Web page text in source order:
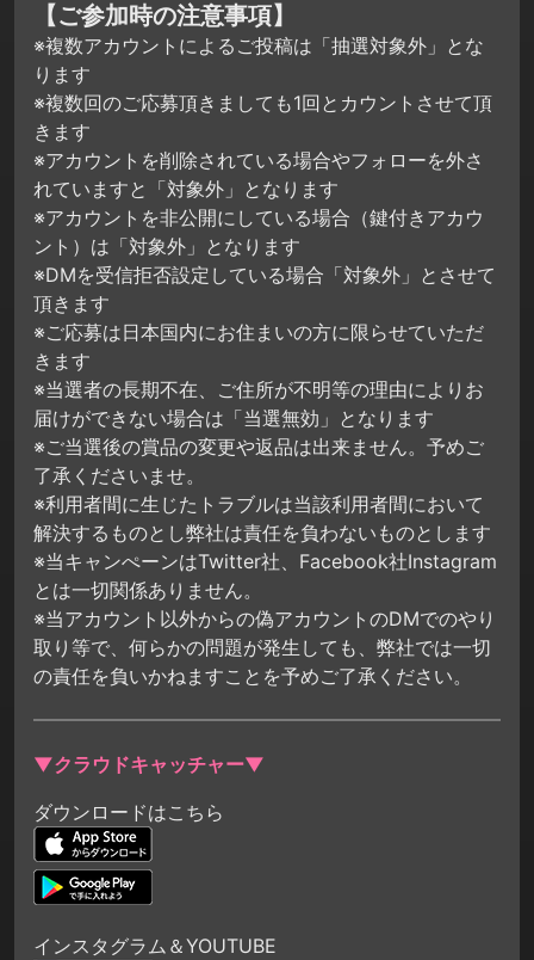
【ご参加時の注意事項】
※複数アカウントによるご投稿は「抽選対象外」とな
ります
※複数回のご応募頂きましても1回とカウントさせて頂
きます
※アカウントを削除されている場合やフォローを外さ
れていますと「対象外」となります
※アカウントを非公開にしている場合（鍵付きアカウ
ント）は「対象外」となります
※DMを受信拒否設定している場合「対象外」とさせて
頂きます
※ご応募は日本国内にお住まいの方に限らせていただ
きます
※当選者の長期不在、ご住所が不明等の理由によりお
届けができない場合は「当選無効」となります
※ご当選後の賞品の変更や返品は出来ません。予めご
了承くださいませ。
※利用者間に生じたトラブルは当該利用者間において
解決するものとし弊社は責任を負わないものとします
※当キャンぺーンはTwitter社、Facebook社Instagram
とは一切関係ありません。
※当アカウント以外からの偽アカウントのDMでのやり
取り等で、何らかの問題が発生しても、弊社では一切
の責任を負いかねますことを予めご了承ください。
▼クラウドキャッチャー▼
ダウンロードはこちら
インスタグラム＆YOUTUBE